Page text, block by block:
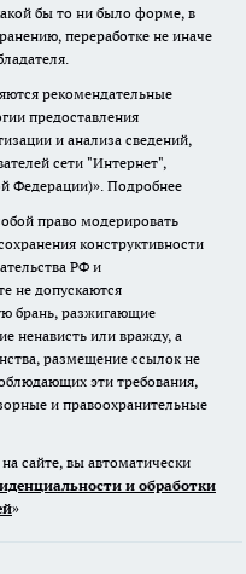
бы то ни было форме, в
переработке не иначе
рекомендательные
предоставления
и анализа сведений,
сети "Интернет",
Федерации)». Подробнее
право модерировать
конструктивности
РФ и
не допускаются
брань, разжигающие
ненависть или вражду, а
размещение ссылок не
эти требования,
и правоохранительные
сайте, вы автоматически
и обработки
»